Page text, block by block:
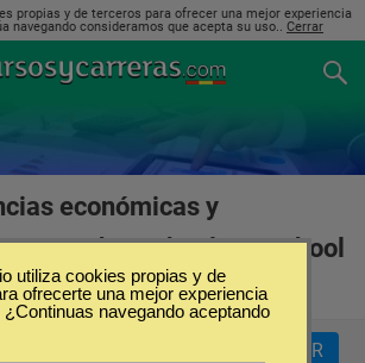
propias y de terceros para ofrecer una mejor experiencia
navegando consideramos que acepta su uso.. Cerrar
económicas y
en Aede Technology School
FILTRAR
utiliza cookies propias y de
ofrecerte una mejor experiencia
¿Continuas navegando aceptando